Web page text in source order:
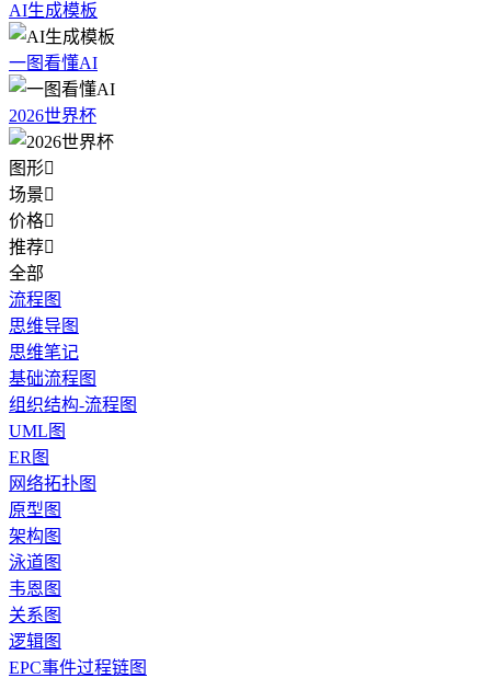
AI生成模板
一图看懂AI
2026世界杯
图形
场景
价格
推荐
全部
流程图
思维导图
思维笔记
基础流程图
组织结构-流程图
UML图
ER图
网络拓扑图
原型图
架构图
泳道图
韦恩图
关系图
逻辑图
EPC事件过程链图